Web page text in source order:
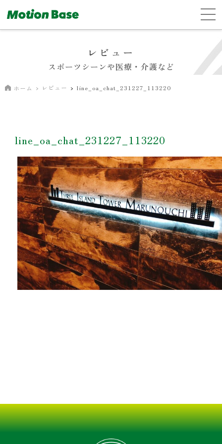
レビュー
スポーツシーンや医療・介護など
ホーム レビュー line_oa_chat_231227_113220
line_oa_chat_231227_113220